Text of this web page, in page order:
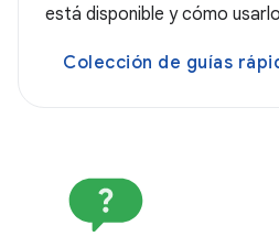
está disponible y cómo
Colección de guías